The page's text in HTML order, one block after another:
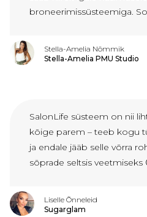
broneerimissüsteemiga.
Stella-Amelia Nõmmik
Stella-Amelia PMU Studio
SalonLife süsteem on nii
kõige parem – teeb kogu
ja endale jääb selle võrra
sõprade seltsis veetmiseks
Liselle Õnneleid
Sugarglam